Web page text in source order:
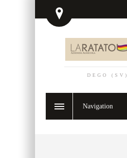
DEGO (SV)
Navigation